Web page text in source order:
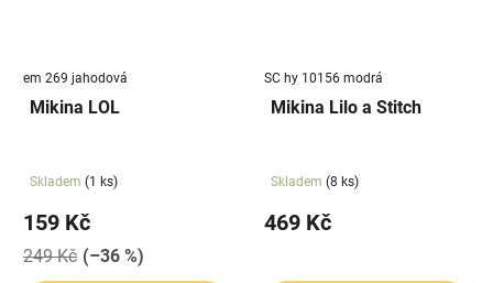
em 269 jahodová
Mikina LOL
Skladem (1 ks)
159 Kč
249 Kč (–36 %)
SC hy 10156 modrá
Mikina Lilo a Stitch
Skladem (8 ks)
469 Kč